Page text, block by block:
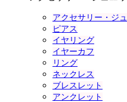
アクセサリー・ジ
ピアス
イヤリング
イヤーカフ
リング
ネックレス
ブレスレット
アンクレット